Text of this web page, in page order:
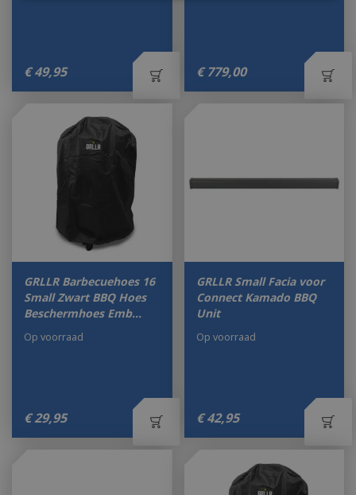
€ 49,95 € 779,00
GRLLR Barbecuehoes 16
Small Zwart BBQ Hoes
Beschermhoes Emb…
€29,95
Op voorraad
GRLLR Small Facia voor
Connect Kamado BBQ
Unit
€ 42,95
Op voorraad